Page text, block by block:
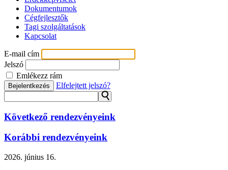
Dokumentumok
Cégfejlesztők
Tagi szolgáltatások
Kapcsolat
E-mail cím
Jelszó
Emlékezz rám
Bejelentkezés Elfelejtett jelszó?
⚲
Következő rendezvényeink
Korábbi rendezvényeink
2026. június 16.